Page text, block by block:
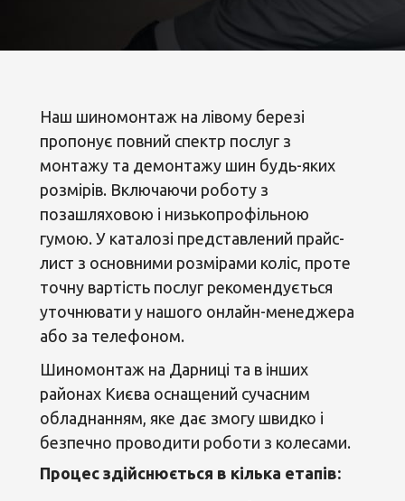
Наш шиномонтаж на лівому березі
пропонує повний спектр послуг з
монтажу та демонтажу шин будь-яких
розмірів. Включаючи роботу з
позашляховою і низькопрофільною
гумою. У каталозі представлений прайс-
лист з основними розмірами коліс, проте
точну вартість послуг рекомендується
уточнювати у нашого онлайн-менеджера
або за телефоном.
Шиномонтаж на Дарниці та в інших
районах Києва оснащений сучасним
обладнанням, яке дає змогу швидко і
безпечно проводити роботи з колесами.
Процес здійснюється в кілька етапів: